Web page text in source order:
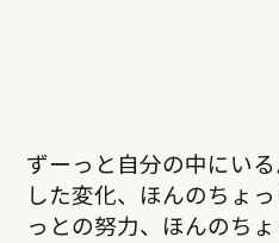
ずーっと自分の中にい
した変化、ほんのちょ
っとの努力、ほんのちょ